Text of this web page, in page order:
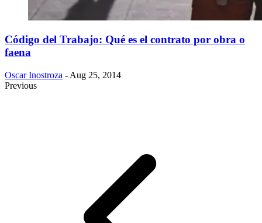
Código del Trabajo: Qué es el contrato por obra o
faena
Oscar Inostroza - Aug 25, 2014
Previous